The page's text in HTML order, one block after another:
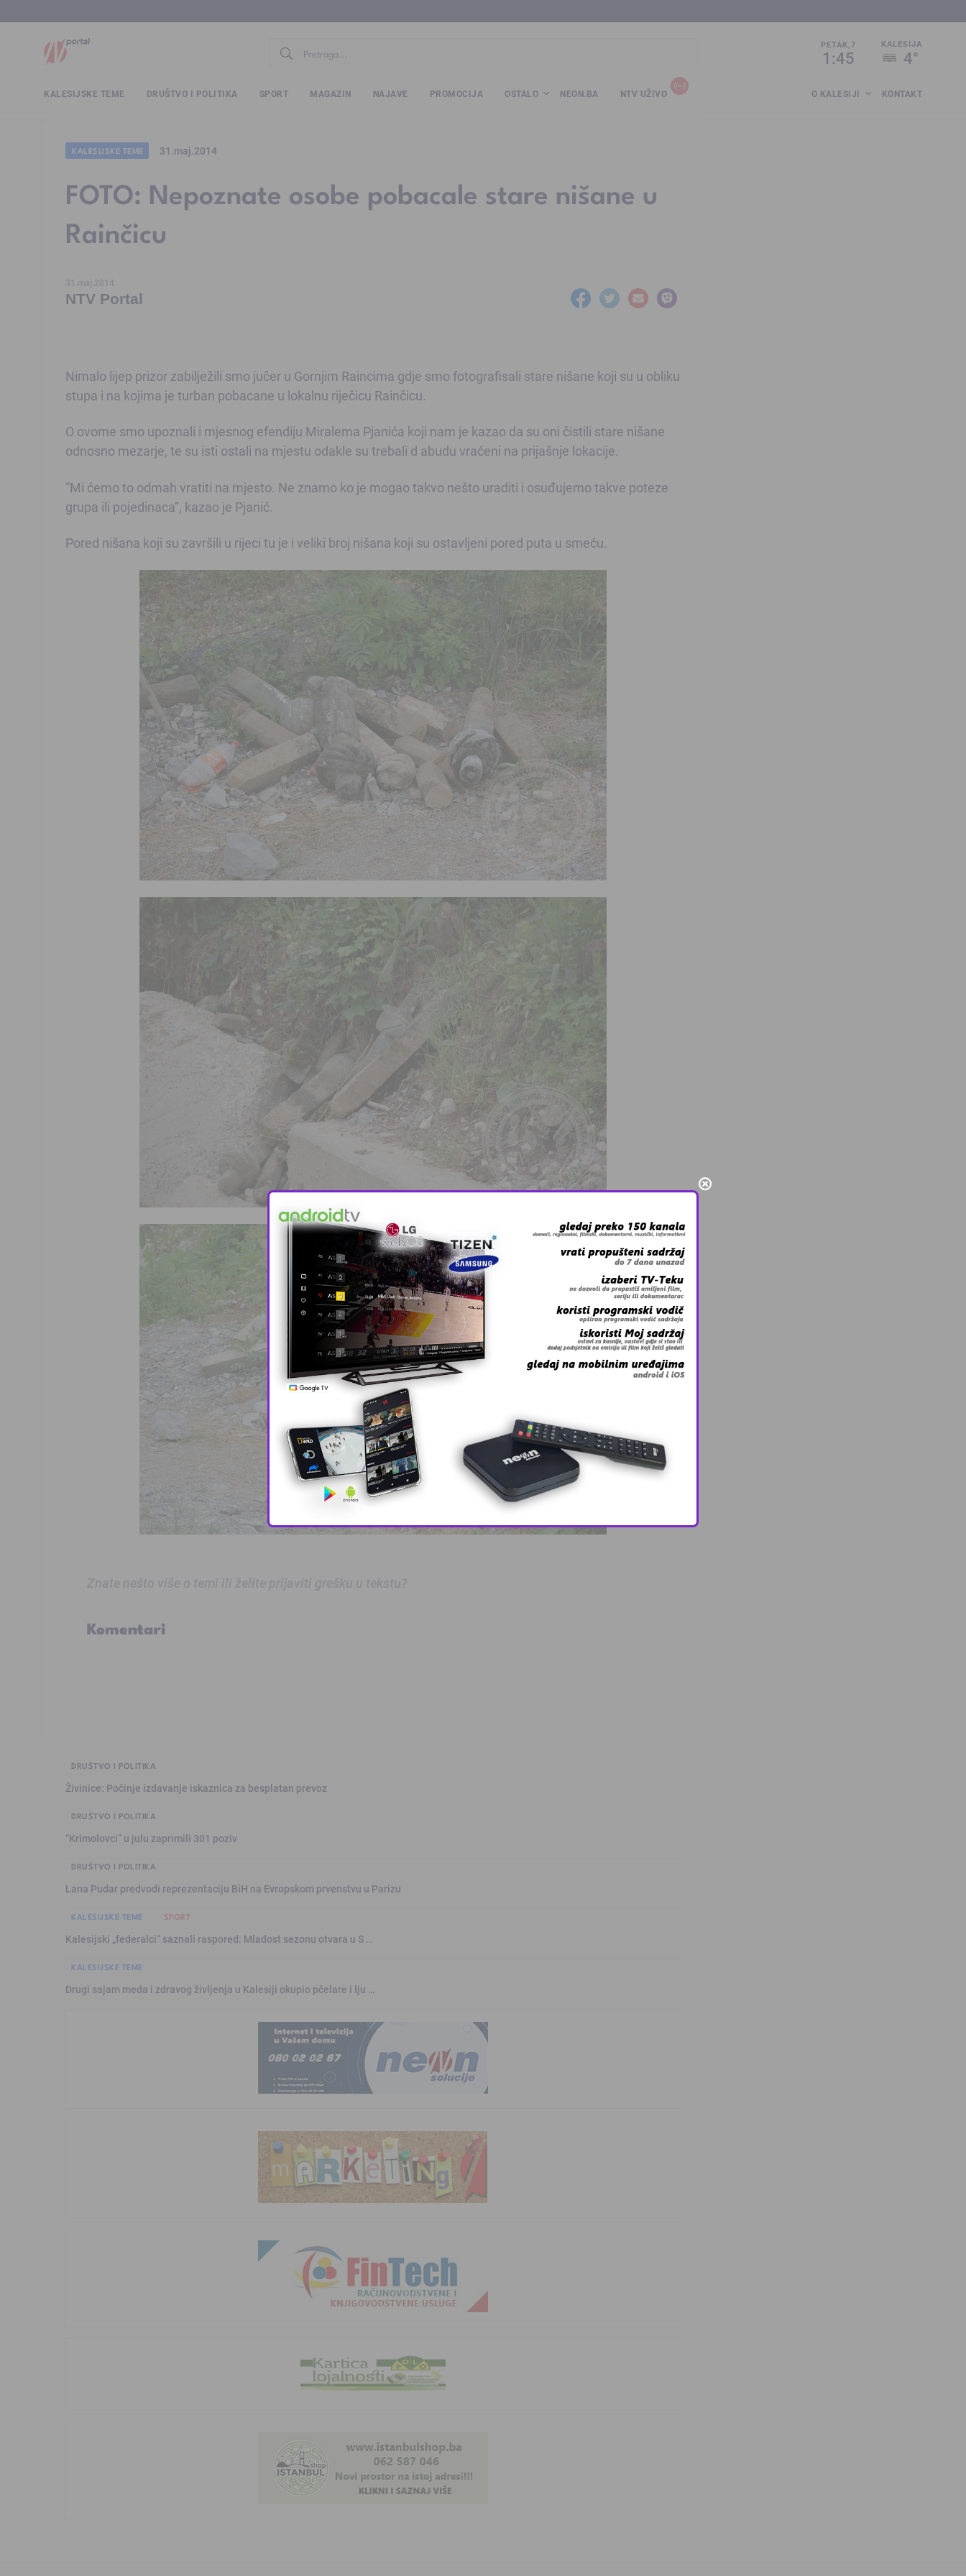
PETAK,7
1:45
KALESIJA
4°
KALESIJSKE TEME DRUŠTVO I POLITIKA SPORT MAGAZIN NAJAVE PROMOCIJA OSTALO NEON.BA NTV UŽIVO O KALESIJI KONTAKT
KALESIJSKE TEME 31.maj.2014
FOTO: Nepoznate osobe pobacale stare nišane u
Rainčicu
31.maj.2014
NTV Portal
Nimalo lijep prizor zabilježili smo jučer u Gornjim Raincima gdje smo fotografisali stare nišane koji su u obliku
stupa i na kojima je turban pobacane u lokalnu riječicu Rainčicu.
O ovome smo upoznali i mjesnog efendiju Miralema Pjanića koji nam je kazao da su oni čistili stare nišane
odnosno mezarje, te su isti ostali na mjestu odakle su trebali d abudu vraćeni na prijašnje lokacije.
“Mi ćemo to odmah vratiti na mjesto. Ne znamo ko je mogao takvo nešto uraditi i osuđujemo takve poteze
grupa ili pojedinaca”, kazao je Pjanić.
Pored nišana koji su završili u rijeci tu je i veliki broj nišana koji su ostavljeni pored puta u smeću.
Komentari
DRUŠTVO I POLITIKA
Živinice: Počinje izdavanje iskaznica za besplatan prevoz
DRUŠTVO I POLITIKA
“Krimolovci” u julu zaprimili 301 poziv
DRUŠTVO I POLITIKA
Lana Pudar predvodi reprezentaciju BiH na Evropskom prvenstvu u Parizu
KALESIJSKE TEME SPORT
Kalesijski „federalci“ saznali raspored: Mladost sezonu otvara u S …
KALESIJSKE TEME
Drugi sajam meda i zdravog življenja u Kalesiji okupio pčelare i lju …
This popup will close in:10